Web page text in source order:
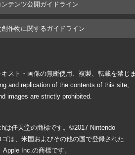
ンテンツ公開ガイドライン
創作物に関するガイドライン
スト・画像の無断使用、複製、転載を禁じ
and replication of the contents of this site,
images are strictly prohibited.
は任天堂の商標です。©2017 Nintendo
は、米国およびその他の国で登録された
Apple Inc.の商標です。